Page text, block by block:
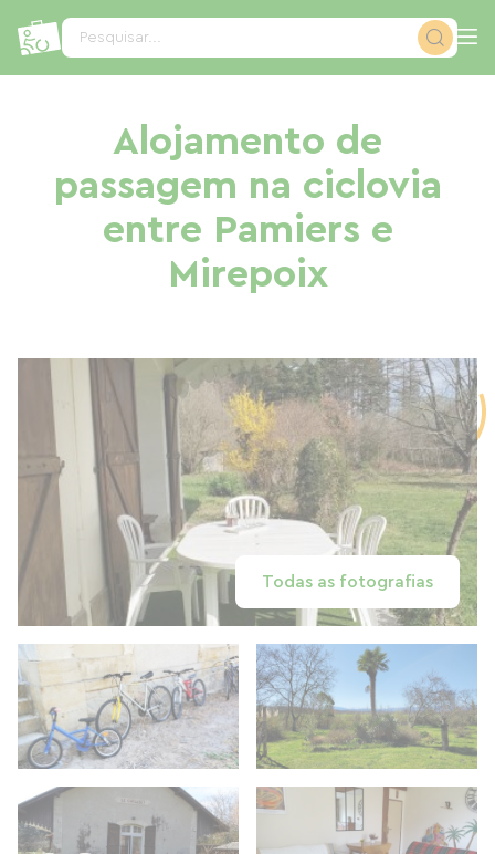
Pesquisar...
Alojamento de
passagem na ciclovia
entre Pamiers e
Mirepoix
Todas as fotografias
Painel de Gerenciamento de Cookies